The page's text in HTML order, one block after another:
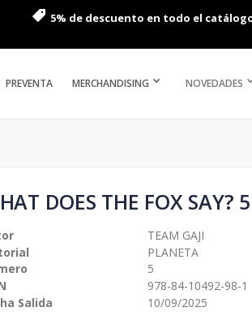
5% de descuento en todo el
PREVENTA MERCHANDISING NOVEDADES
DOES THE FOX SAY? 5
TEAM GAJI
PLANETA
5
978-84-10492-98-1
Salida
10/09/2025